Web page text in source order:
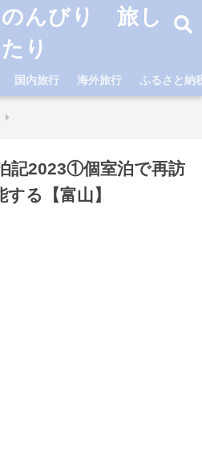
んびり 旅し
たり
国内旅行 海外旅行 ふるさと納
記2023①個室泊で再訪
る【富山】